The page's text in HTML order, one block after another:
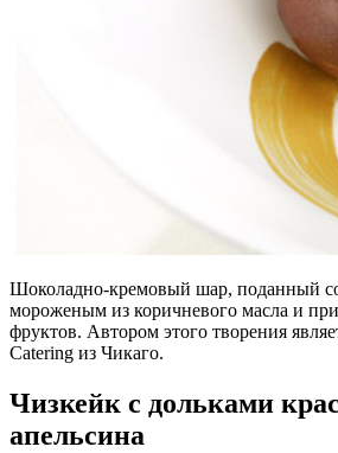
Шоколадно-кремовый шар, поданный
мороженым из коричневого масла и
фруктов. Автором этого творения
Catering из Чикаго.
Чизкейк с дольками
апельсина